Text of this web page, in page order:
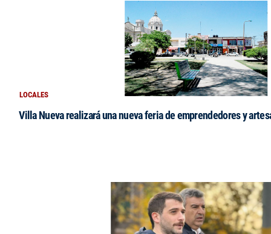
LOCALES
Villa Nueva realizará una nueva feria de emprendedores y